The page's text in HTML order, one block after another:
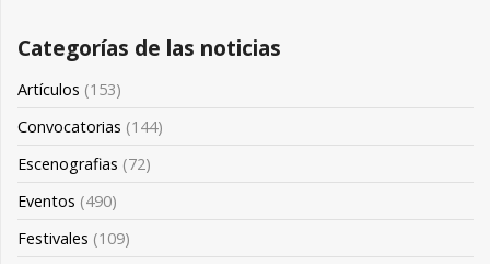
Categorías de las noticias
Artículos (153)
Convocatorias (144)
Escenografias (72)
Eventos (490)
Festivales (109)